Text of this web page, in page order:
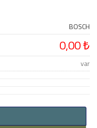
BOSCH
0,00 ₺
var